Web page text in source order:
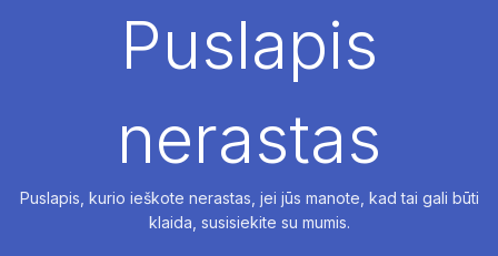
Puslapis
nerastas
Puslapis, kurio ieškote nerastas, jei jūs manote, kad tai gali būti
klaida, susisiekite su mumis.